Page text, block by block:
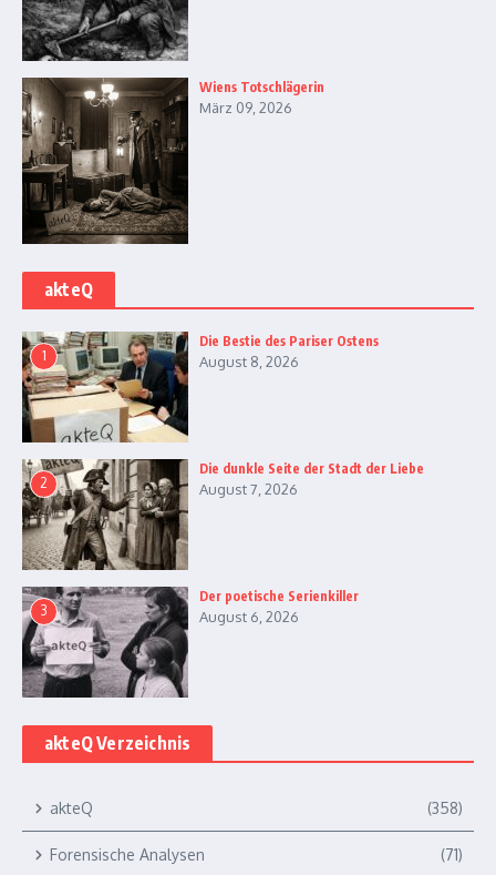
Wiens Totschlägerin
März 09, 2026
akteQ
1
Die Bestie des Pariser Ostens
August 8, 2026
2
Die dunkle Seite der Stadt der Liebe
August 7, 2026
3
Der poetische Serienkiller
August 6, 2026
akteQ Verzeichnis
akteQ (358)
Forensische Analysen (71)